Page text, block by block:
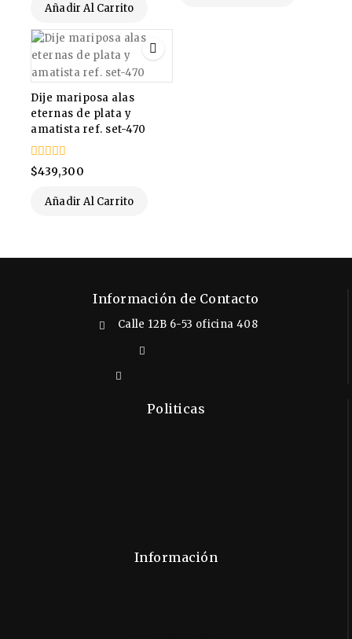
Añadir Al Carrito
Dije mariposa alas
eternas de plata y
amatista ref. set-470
0
de
$439,300
Añadir Al Carrito
Información de Contacto
Calle 12B 6-53 oficina 408
Politicas
Información